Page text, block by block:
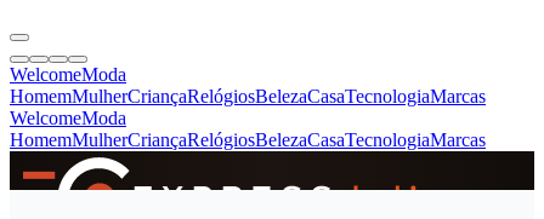
WelcomeModa
HomemMulherCriançaRelógiosBelezaCasaTecnologiaMarcas
WelcomeModa
HomemMulherCriançaRelógiosBelezaCasaTecnologiaMarcas